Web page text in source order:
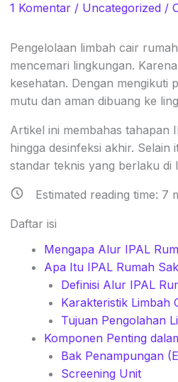
1 Komentar / Uncategorized/
Pengelolaan limbah cair
mencemari lingkungan.
kesehatan. Dengan mengikuti
mutu dan aman dibuang ke
Artikel ini membahas tahapan
hingga desinfeksi akhir.
standar teknis yang berlaku di
Estimated reading time: 7
Daftar isi
Mengapa Alur IPAL
Apa Itu IPAL Rumah
Definisi Alur IPAL
Karakteristik Limbah
Tujuan Pengolahan
Komponen Penting
Bak Penampungan
Screening Unit